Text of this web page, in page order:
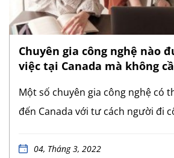
Chuyên gia công nghệ nào
việc tại Canada mà không
Một số chuyên gia công nghệ có
đến Canada với tư cách người đi
xúc tiến các hoạt động kinh doanh
04, Tháng 3, 2022